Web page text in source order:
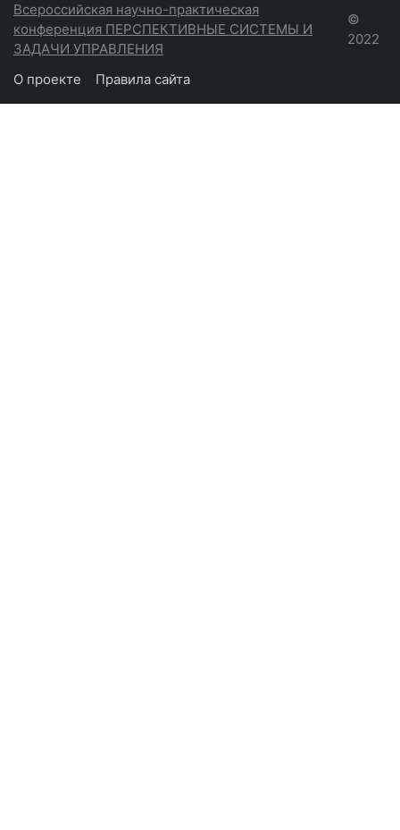
Всероссийская научно-практическая
конференция ПЕРСПЕКТИВНЫЕ СИСТЕМЫ И
ЗАДАЧИ УПРАВЛЕНИЯ
©
2022
О проекте Правила сайта